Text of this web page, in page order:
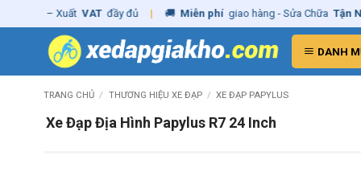
to
– Xuất VAT đầy đủ | 🚚 Miễn phí giao hàng - Sửa Chữa Tận Nhà ✓
DANH
TRANG CHỦ / THƯƠNG HIỆU XE ĐẠP / XE ĐẠP PAPYLUS
Xe Đạp Địa Hình Papylus R7 24 Inch